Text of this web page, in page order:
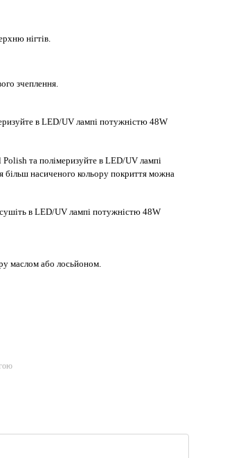
нігтів.
зчеплення.
в LED/UV лампі потужністю 48W
та полімеризуйте в LED/UV лампі
насиченого кольору покриття можна
в LED/UV лампі потужністю 48W
маслом або лосьйоном.